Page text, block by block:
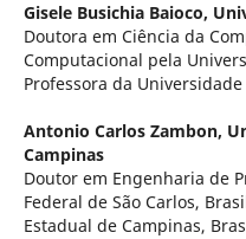
Gisele Busichia Baioco,
Doutora em Ciência da
Computacional pela
Professora da
Antonio Carlos Zambon,
Campinas
Doutor em Engenharia de
Federal de São Carlos,
Estadual de Campinas,